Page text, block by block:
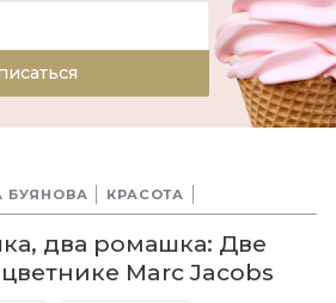
БУЯНОВА КРАСОТА
два ромашка: Две
Marc Jacobs